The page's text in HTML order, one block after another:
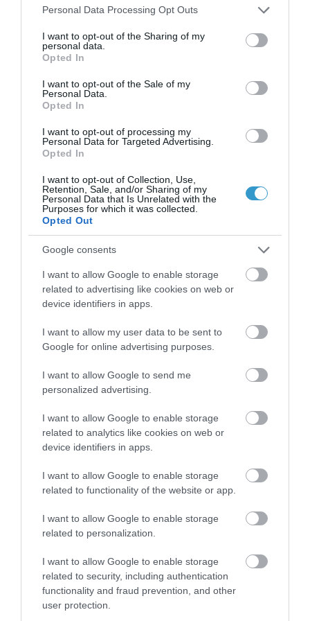
Please note that this website/app uses one or more Google
not limited to your visit or usage behaviour. You may click to
grant or deny consent to Google and its third-party tags to
use your data for below specified purposes in below Google
consent section.
Personal Data Processing Opt Outs
I want to opt-out of the Sharing of my
personal data.
Opted In
I want to opt-out of the Sale of my
Personal Data.
Opted In
I want to opt-out of processing my
Personal Data for Targeted Advertising.
Opted In
I want to opt-out of Collection, Use,
Retention, Sale, and/or Sharing of my
Personal Data that Is Unrelated with the
Purposes for which it was collected.
Opted Out
Google consents
I want to allow Google to enable storage
related to advertising like cookies on web or
device identifiers in apps.
I want to allow my user data to be sent to
Google for online advertising purposes.
I want to allow Google to send me
personalized advertising.
I want to allow Google to enable storage
related to analytics like cookies on web or
device identifiers in apps.
I want to allow Google to enable storage
related to functionality of the website or app.
I want to allow Google to enable storage
related to personalization.
I want to allow Google to enable storage
related to security, including authentication
functionality and fraud prevention, and other
user protection.
επιταχύνει επίσης την εξέλιξη της
ηλικιακής εκφύλισης της ωχράς.
Μπορεί ακόμα να επισπεύσει την
εκδήλωσή της κατά 5-10 χρόνια, σε
σύγκριση με την ηλικία που θα την
εκδήλωνε κανείς εάν δεν κάπνιζε.
Οι ασθενείς με υγρού τύπου
καπνίζουν, μπορεί να μην
ανταποκρίνονται καλά στη
θεραπεία. Με τη διακοπή του
καπνίσματος ο πρόσθετος
κίνδυνος σταδιακά μειώνεται, αν
και χρειάζονται 20 χρόνια για να
εξισωθεί με εκείνον των μη
καπνιστών.
Ο ΥΓΙΕΙΝΌΣ ΤΡΌΠΟΣ ΖΩΉΣ ΕΊΝΑΙ
ΣΗΜΑΝΤΙΚΌΣ ΓΙΑ ΤΗΝ ΠΡΌΛΗΨΉ
ΤΗΣ
Για την προστασία της ωχράς
κηλίδας συνιστάται διακοπή του
γυμναστική, συχνός έλεγχος της
της υπέρτασης εάν αυτή
σωματικού βάρους και υγιεινή
διατροφή (με έμφαση σε φρούτα,
λαχανικά και ψάρια). Απαραίτητη